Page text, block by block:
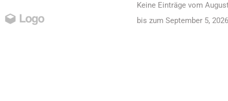
Keine Einträge vom
bis zum September 5,